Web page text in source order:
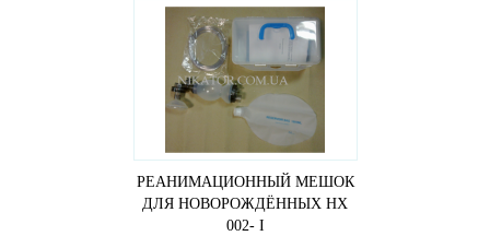
РЕАНИМАЦИОННЫЙ МЕШОК
ДЛЯ НОВОРОЖДЁННЫХ НХ
002- I